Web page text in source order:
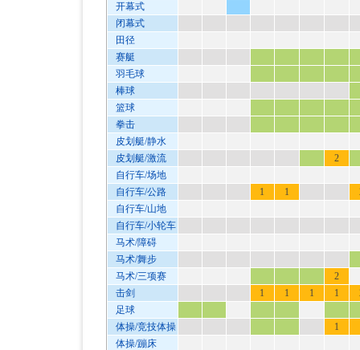
开幕式
闭幕式
田径
赛艇
羽毛球
棒球
篮球
拳击
皮划艇/静水
皮划艇/激流
2
自行车/场地
自行车/公路
1 1
自行车/山地
自行车/小轮车
马术/障碍
马术/舞步
马术/三项赛
2
击剑
1 1 1 1
足球
体操/竞技体操
1
体操/蹦床